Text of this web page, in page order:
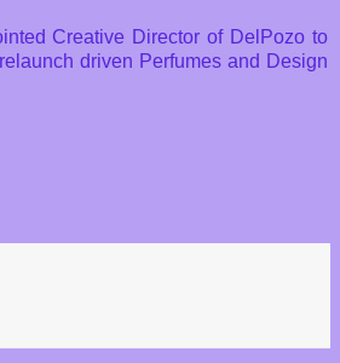
Creative Director of DelPozo to
driven Perfumes and Design